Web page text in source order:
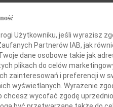
Mitura
Użytkowniku, jeśli wyrazisz
Partnerów IAB, jak
dane osobowe takie jak
plikach do celów
zainteresowań i preferencji w
wyświetlanych. Wyrażenie
chcesz wycofać zgodę